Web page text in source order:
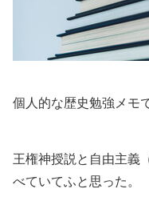
個人的な歴史勉強メモ
王権神授説と自由主義
べていてふと思った。